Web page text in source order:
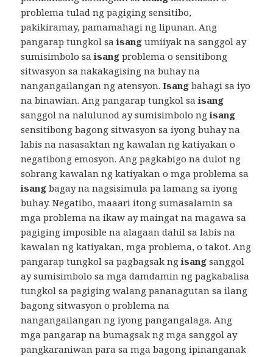
problema tulad ng pagiging sensitibo,
pakikiramay, pamamahagi ng lipunan. Ang
pangarap tungkol saisang umiiyak na sanggol ay
sumisimbolo saisang problema o sensitibong
sitwasyon sa nakakagising na buhay na
nangangailangan ng atensyon.Isang bahagi sa iyo
na binawian. Ang pangarap tungkol saisang
sanggol na nalulunod ay sumisimbolo ngisang
sensitibong bagong sitwasyon sa iyong buhay na
labis na nasasaktan ng kawalan ng katiyakan o
negatibong emosyon. Ang pagkabigo na dulot ng
sobrang kawalan ng katiyakan o mga problema sa
isang bagay na nagsisimula pa lamang sa iyong
buhay. Negatibo, maaari itong sumasalamin sa
mga problema na ikaw ay maingat na magawa sa
pagiging imposible na alagaan dahil sa labis na
kawalan ng katiyakan, mga problema, o takot. Ang
pangarap tungkol sa pagbagsak ngisang sanggol
ay sumisimbolo sa mga damdamin ng pagkabalisa
tungkol sa pagiging walang pananagutan sa ilang
bagong sitwasyon o problema na
nangangailangan ng iyong pangangalaga. Ang
mga pangarap na bumagsak ng mga sanggol ay
pangkaraniwan para sa mga bagong ipinanganak